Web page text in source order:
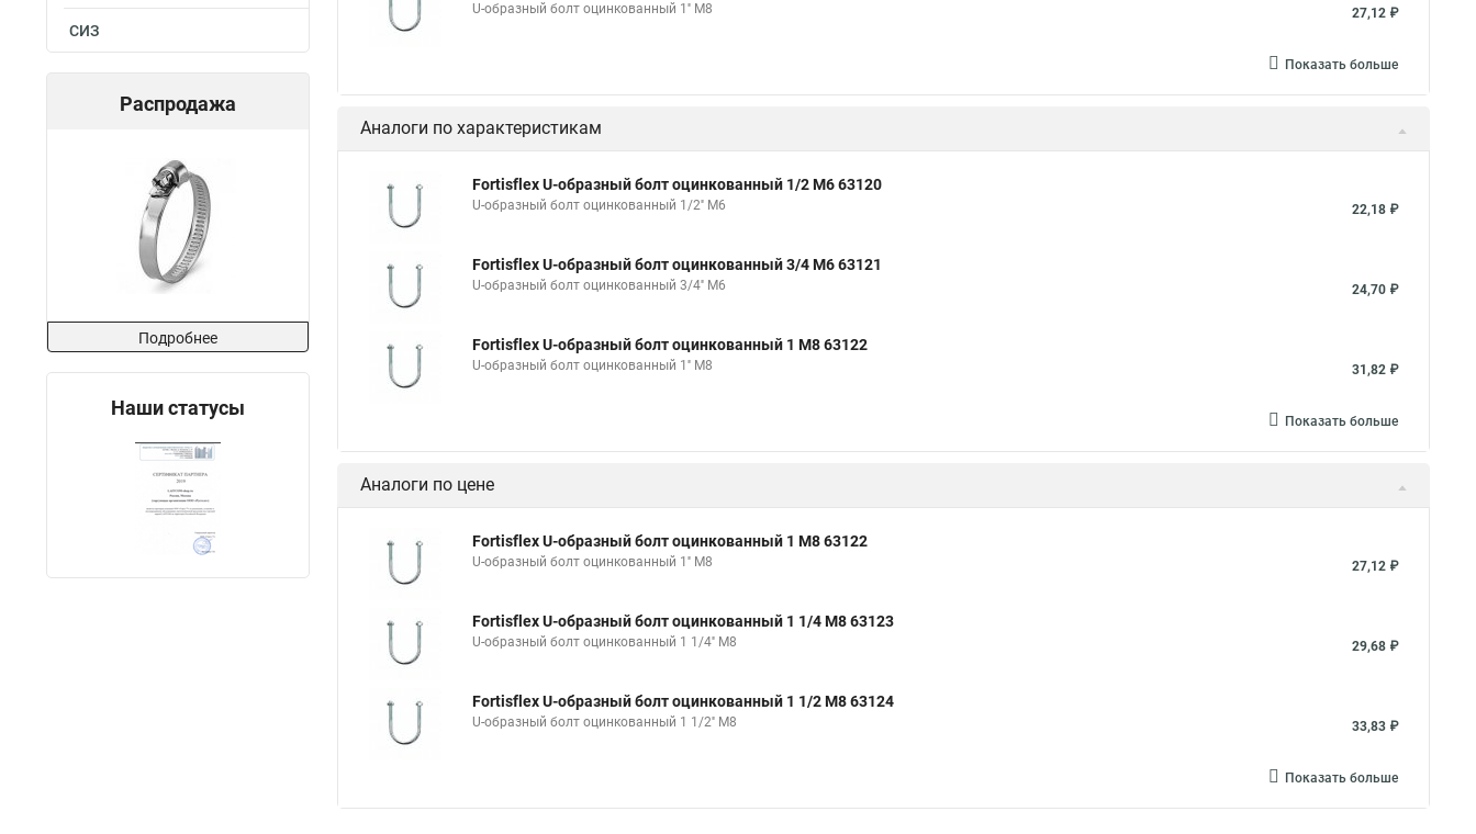
СИЗ
Распродажа
Подробнее
Наши статусы
U-образный болт оцинкованный 1'' М8 27,12 ₽
Показать больше
Аналоги по характеристикам
Fortisflex U-образный болт оцинкованный 1/2 М6 63120
U-образный болт оцинкованный 1/2'' М6 22,18 ₽
Fortisflex U-образный болт оцинкованный 3/4 М6 63121
U-образный болт оцинкованный 3/4'' М6 24,70 ₽
Fortisflex U-образный болт оцинкованный 1 М8 63122
U-образный болт оцинкованный 1'' М8 31,82 ₽
Показать больше
Аналоги по цене
Fortisflex U-образный болт оцинкованный 1 М8 63122
U-образный болт оцинкованный 1'' М8 27,12 ₽
Fortisflex U-образный болт оцинкованный 1 1/4 М8 63123
U-образный болт оцинкованный 1 1/4'' М8 29,68 ₽
Fortisflex U-образный болт оцинкованный 1 1/2 М8 63124
U-образный болт оцинкованный 1 1/2'' М8 33,83 ₽
Показать больше